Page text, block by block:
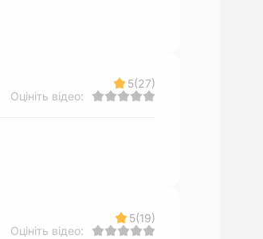
5(27)
Оцініть відео:
5(19)
Оцініть відео: